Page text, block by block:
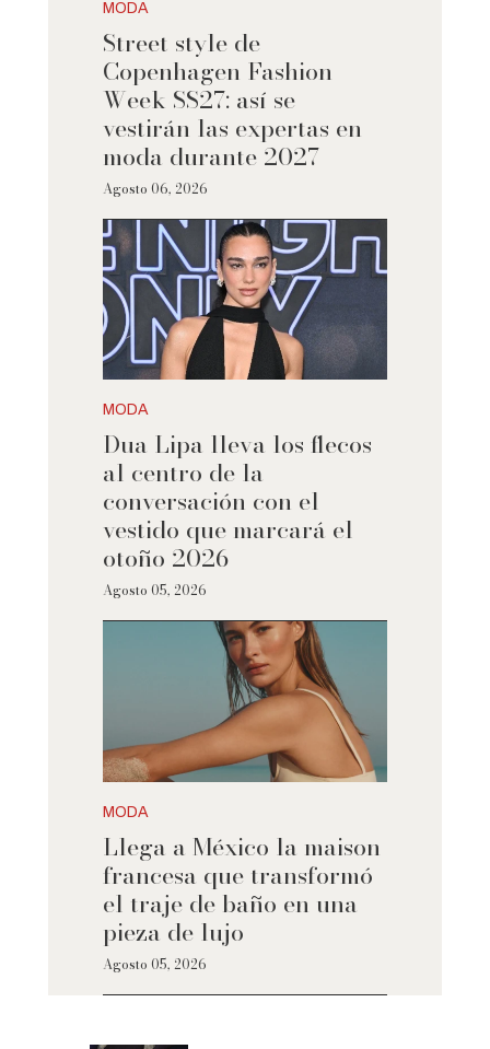
MODA
Street style de
Copenhagen Fashion
Week SS27: así se
vestirán las expertas en
moda durante 2027
Agosto 06, 2026
MODA
Dua Lipa lleva los flecos
al centro de la
conversación con el
vestido que marcará el
otoño 2026
Agosto 05, 2026
MODA
Llega a México la maison
francesa que transformó
el traje de baño en una
pieza de lujo
Agosto 05, 2026